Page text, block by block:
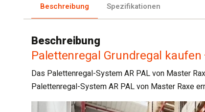
Beschreibung Spezifikationen
Beschreibung
Palettenregal Grundregal
Das Palettenregal-System AR PAL von Master
Palettenregal-System AR PAL von Master Raxe